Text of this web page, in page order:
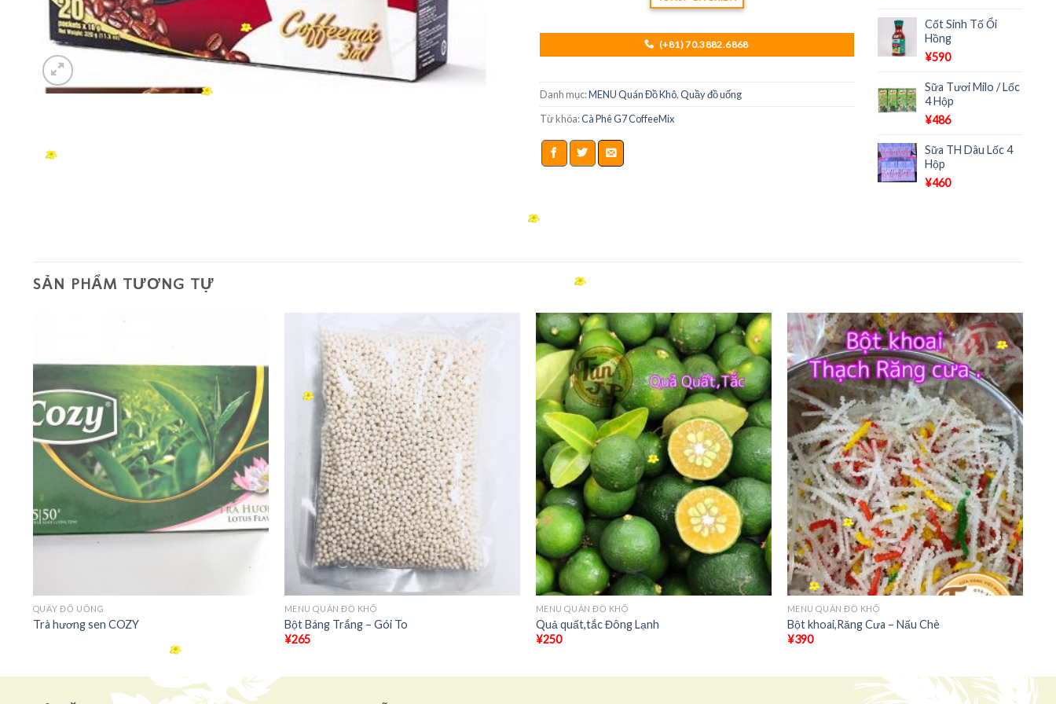
(+81) 70.3882.6868
Danh mục:MENU Quán Đồ Khô,Quầy đồ uống
Từ khóa:Cà Phê G7 CoffeeMix
Cốt Sinh Tố Ổi
Hồng
¥590
Sữa Tươi Milo / Lốc
4 Hộp
¥486
Sữa TH Dâu Lốc 4
Hộp
¥460
SẢN PHẨM TƯƠNG TỰ
QUẦY ĐỒ UỐNG
Trà hương sen COZY
+
MENU QUÁN ĐỒ KHÔ
Bột Báng Trắng – Gói To
¥265
MENU QUÁN ĐỒ KHÔ
Quả quất,tắc Đông Lạnh
¥250
+
MENU QUÁN ĐỒ KHÔ
Bột khoai,Răng Cưa – Nấu Chè
¥390